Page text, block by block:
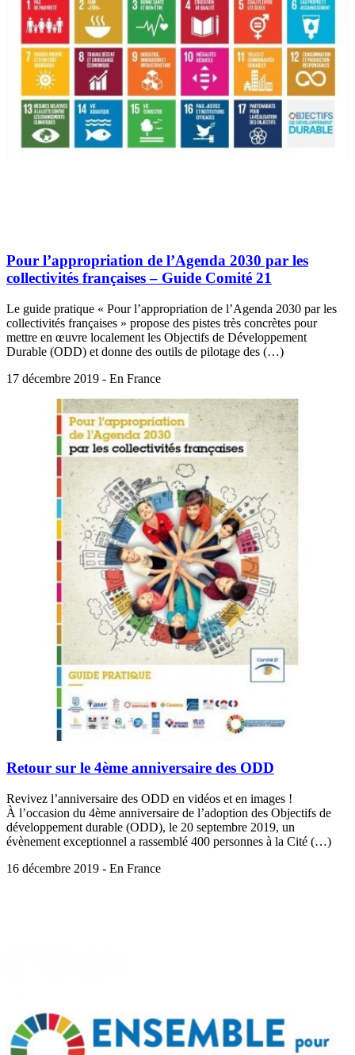
Pour l’appropriation de l’Agenda 2030 par les
collectivités françaises – Guide Comité 21
Le guide pratique « Pour l’appropriation de l’Agenda 2030 par les
collectivités françaises » propose des pistes très concrètes pour
mettre en œuvre localement les Objectifs de Développement
Durable (ODD) et donne des outils de pilotage des (…)
17 décembre 2019 - En France
Retour sur le 4ème anniversaire des ODD
Revivez l’anniversaire des ODD en vidéos et en images !
À l’occasion du 4ème anniversaire de l’adoption des Objectifs de
développement durable (ODD), le 20 septembre 2019, un
évènement exceptionnel a rassemblé 400 personnes à la Cité (…)
16 décembre 2019 - En France